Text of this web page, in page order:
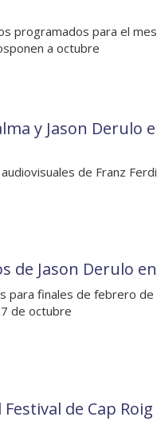
programados para el
a octubre
y Jason Derulo
de Franz
de Jason Derulo
para finales de febrero
de octubre
de Cap Roig